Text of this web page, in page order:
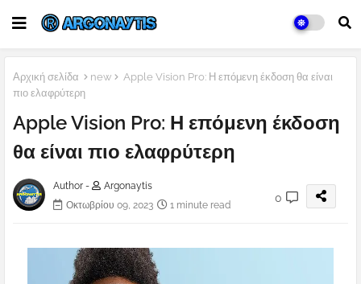
Αρχική σελίδα new
Apple Vision Pro: Η επόμενη έκδοση θα είναι
πιο ελαφρύτερη
Apple Vision Pro: Η επόμενη έκδοση
θα είναι πιο ελαφρύτερη
Author -
Argonaytis
Οκτωβρίου 09, 2023
1 minute read
0